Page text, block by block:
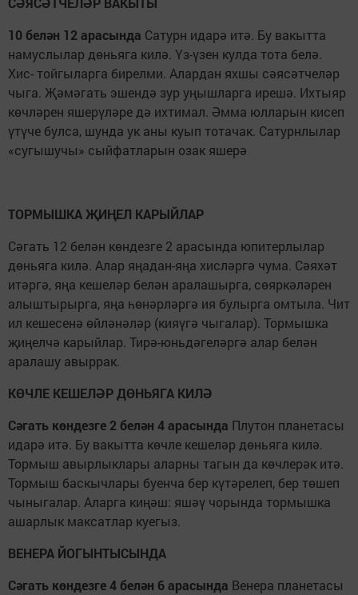
10 белән 12 арасында Сатурн идарә итә. Бу вакытта
намуслылар дөньяга килә. Үз-үзен кулда тота белә.
Хис- тойгыларга бирелми. Алардан ях­шы сәясәтчеләр
чыга. Җәмәгать эшен­дә зур уңышларга ирешә. Ихтыяр
көчләрен яшерүләре дә ихтимал. Әм­ма юлларын кисеп
үтүче булса, шун­да ук аны куып тотачак. Сатурнлылар
«сугышучы» сыйфатларын озак яшерә
ТОРМЫШКА ҖИҢЕЛ КАРЫЙЛАР
Сәгать 12 белән көндезге 2 арасында юпитерлылар
дөньяга килә. Алар яңадан-яңа хисләргә чума. Сәяхәт
итәргә, яңа кешеләр белән аралашырга, сөяр­кәләрен
алыштырырга, яңа һөнәрләргә ия булырга омтыла. Чит
ил кешесенә өйләнәләр (кияүгә чыгалар). Тормышка
җиңелчә карыйлар. Тирә-юньдәгеләргә алар белән
аралашу авыррак.
КӨЧЛЕ КЕШЕЛӘР ДӨНЬЯГА КИЛӘ
Сәгать көндезге 2 белән 4 арасын­да Плутон планетасы
идарә итә. Бу ва­кытта көчле кешеләр дөньяга килә.
Тормыш авырлыклары аларны тагын да көчлерәк итә.
Тормыш баскыч­лары буенча бер күтәрелеп, бер төшеп
чыныгалар. Аларга киңәш: яшәү чо­рында тормышка
ашарлык максатлар куегыз.
ВЕНЕРА ЙОГЫНТЫСЫНДА
Сәгать көндезге 4 белән 6 арасын­да Венера планетасы